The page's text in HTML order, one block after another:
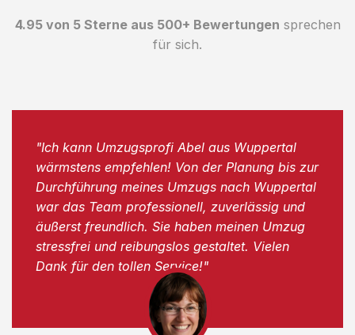
4.95 von 5 Sterne aus 500+ Bewertungen sprechen
für sich.
"Ich kann Umzugsprofi Abel aus Wuppertal
wärmstens empfehlen! Von der Planung bis zur
Durchführung meines Umzugs nach Wuppertal
war das Team professionell, zuverlässig und
äußerst freundlich. Sie haben meinen Umzug
stressfrei und reibungslos gestaltet. Vielen
Dank für den tollen Service!"